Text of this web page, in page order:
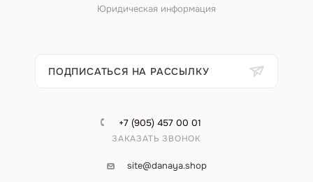
Юридическая информация
ПОДПИСАТЬСЯ НА РАССЫЛКУ
+7 (905) 457 00 01
ЗАКАЗАТЬ ЗВОНОК
site@danaya.shop